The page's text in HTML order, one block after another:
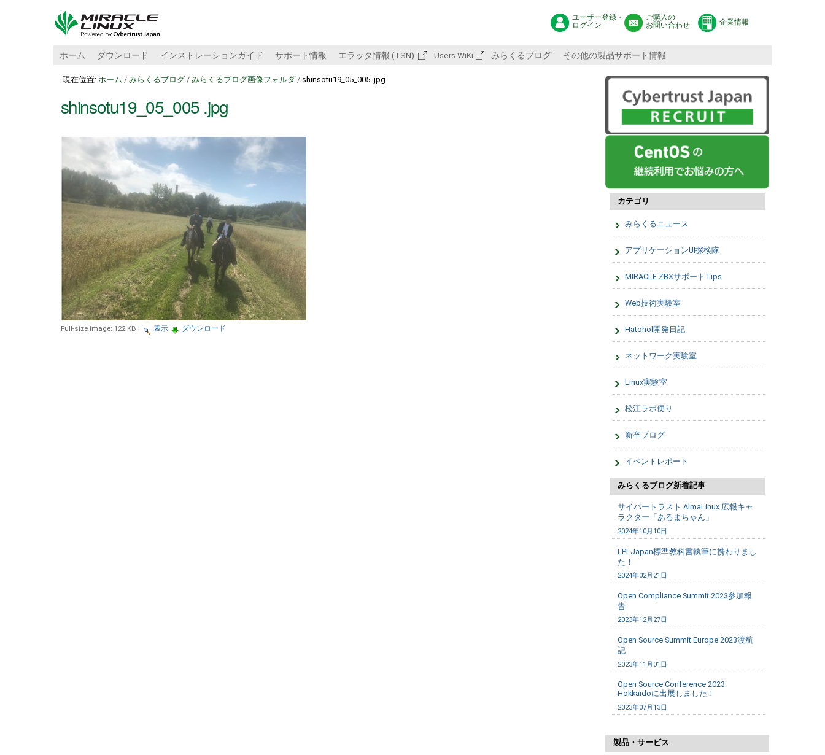
ユーザー登録・
ログイン
ご購入の
お問い合わせ
企業情報
ホーム ダウンロード インストレーションガイド サポート情報 エラッタ情報 (TSN) Users WiKi みらくるブログ その他の製品サポート情報
現在位置: ホーム / みらくるブログ / みらくるブログ画像フォルダ / shinsotu19_05_005 .jpg
shinsotu19_05_005 .jpg
Full-size image: 122 KB | 表示 ダウンロード
カテゴリ
みらくるニュース
アプリケーションUI探検隊
MIRACLE ZBXサポートTips
Web技術実験室
Hatohol開発日記
ネットワーク実験室
Linux実験室
松江ラボ便り
新卒ブログ
イベントレポート
みらくるブログ新着記事
サイバートラスト AlmaLinux 広報キャ
ラクター「あるまちゃん」
2024年10月10日
LPI-Japan標準教科書執筆に携わりまし
た！
2024年02月21日
Open Compliance Summit 2023参加報
告
2023年12月27日
Open Source Summit Europe 2023渡航
記
2023年11月01日
Open Source Conference 2023
Hokkaidoに出展しました！
2023年07月13日
製品・サービス